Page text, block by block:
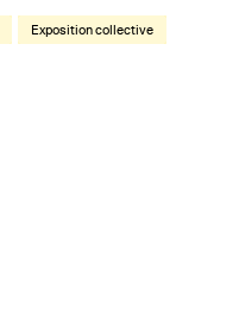
Exposition collective